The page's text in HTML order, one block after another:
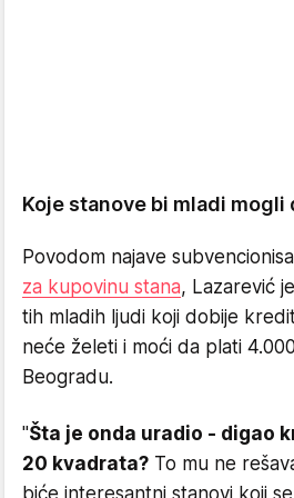
Koje stanove bi mladi mogli
Povodom najave
za kupovinu stana, Lazarević
tih mladih ljudi koji dobije
neće želeti i moći da plati
Beogradu.
"Šta je onda uradio - digao
20 kvadrata? To mu ne
biće interesantni stanovi koji